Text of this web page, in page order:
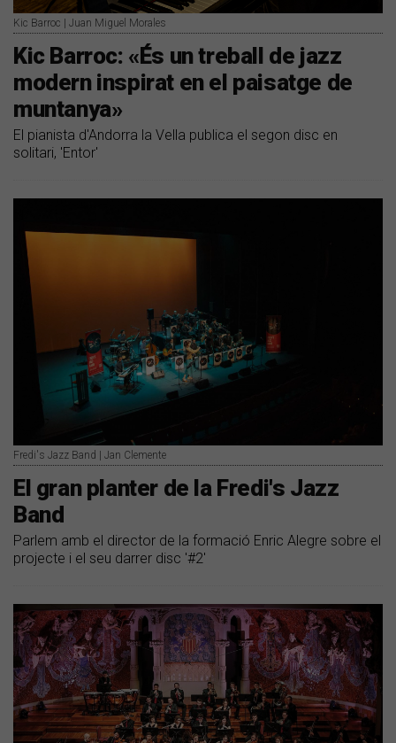
Kic Barroc | Juan Miguel Morales
Kic Barroc: «És un treball de jazz
modern inspirat en el paisatge de
muntanya»
El pianista d'Andorra la Vella publica el segon disc en
solitari, 'Entor'
Fredi's Jazz Band | Jan Clemente
El gran planter de la Fredi's Jazz
Band
Parlem amb el director de la formació Enric Alegre sobre el
projecte i el seu darrer disc '#2'